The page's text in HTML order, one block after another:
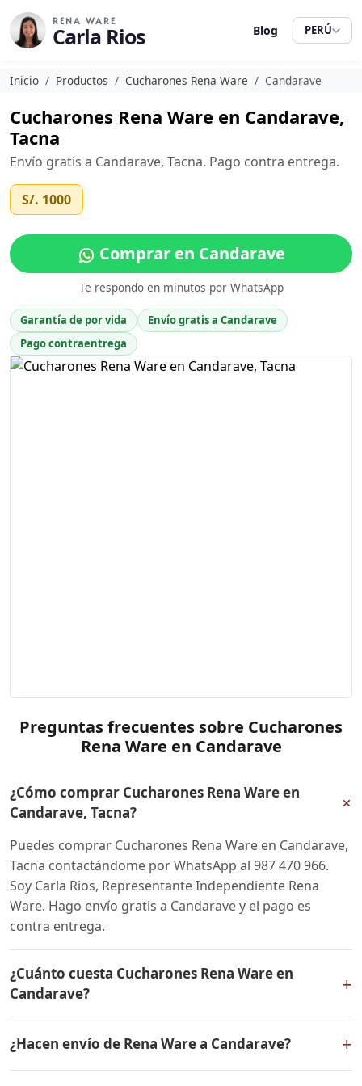
RENA WARE
Carla Rios Blog PERÚ
Inicio Productos Cucharones Rena Ware Candarave
Cucharones Rena Ware en Candarave,
Tacna
Envío gratis a Candarave, Tacna. Pago contra entrega.
S/. 1000
Comprar en Candarave
Te respondo en minutos por WhatsApp
Garantía de por vida
Envío gratis a Candarave
Pago contraentrega
Preguntas frecuentes sobre Cucharones
Rena Ware en Candarave
¿Cómo comprar Cucharones Rena Ware en
Candarave, Tacna?
+
Puedes comprar Cucharones Rena Ware en Candarave,
Tacna contactándome por WhatsApp al 987 470 966.
Soy Carla Rios, Representante Independiente Rena
Ware. Hago envío gratis a Candarave y el pago es
contra entrega.
¿Cuánto cuesta Cucharones Rena Ware en
Candarave?
+
todo el Perú. Contáctame por WhatsApp para conocer
el precio actual, promociones disponibles y facilidades
¿Hacen envío de Rena Ware a Candarave? +